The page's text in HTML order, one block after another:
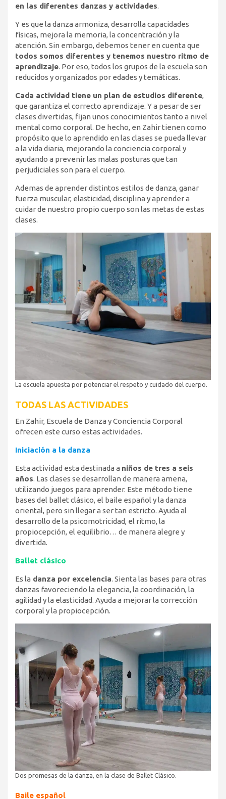
en las diferentes danzas y actividades.
Y es que la danza armoniza, desarrolla capacidades
físicas, mejora la memoria, la concentración y la
atención. Sin embargo, debemos tener en cuenta que
todos somos diferentes y tenemos nuestro ritmo de
aprendizaje. Por eso, todos los grupos de la escuela son
reducidos y organizados por edades y temáticas.
Cada actividad tiene un plan de estudios diferente,
que garantiza el correcto aprendizaje. Y a pesar de ser
clases divertidas, fijan unos conocimientos tanto a nivel
mental como corporal. De hecho, en Zahir tienen como
propósito que lo aprendido en las clases se pueda llevar
a la vida diaria, mejorando la conciencia corporal y
ayudando a prevenir las malas posturas que tan
perjudiciales son para el cuerpo.
Ademas de aprender distintos estilos de danza, ganar
fuerza muscular, elasticidad, disciplina y aprender a
cuidar de nuestro propio cuerpo son las metas de estas
clases.
La escuela apuesta por potenciar el respeto y cuidado del cuerpo.
TODAS LAS ACTIVIDADES
En Zahir, Escuela de Danza y Conciencia Corporal
ofrecen este curso estas actividades.
Iniciación a la danza
Esta actividad esta destinada a niños de tres a seis
años. Las clases se desarrollan de manera amena,
utilizando juegos para aprender. Este método tiene
bases del ballet clásico, el baile español y la danza
oriental, pero sin llegar a ser tan estricto. Ayuda al
desarrollo de la psicomotricidad, el ritmo, la
propiocepción, el equilibrio… de manera alegre y
divertida.
Ballet clásico
Es la danza por excelencia. Sienta las bases para otras
danzas favoreciendo la elegancia, la coordinación, la
agilidad y la elasticidad. Ayuda a mejorar la corrección
corporal y la propiocepción.
Dos promesas de la danza, en la clase de Ballet Clásico.
Baile español